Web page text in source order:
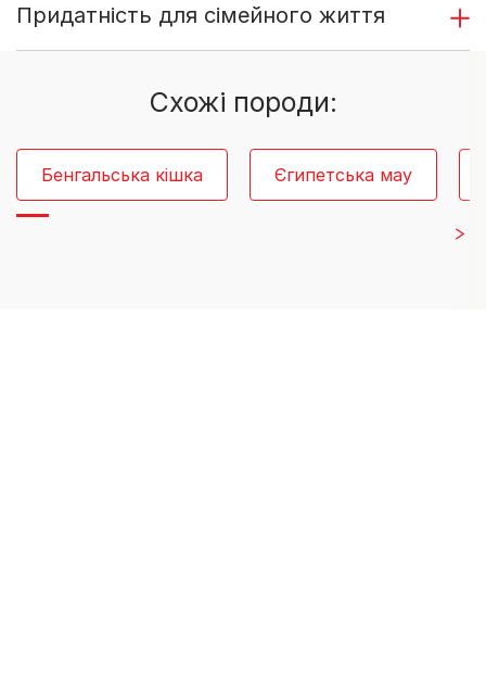
Придатність для сімейного життя
Схожі породи:
Бенгальська кішка Єгипетська мау